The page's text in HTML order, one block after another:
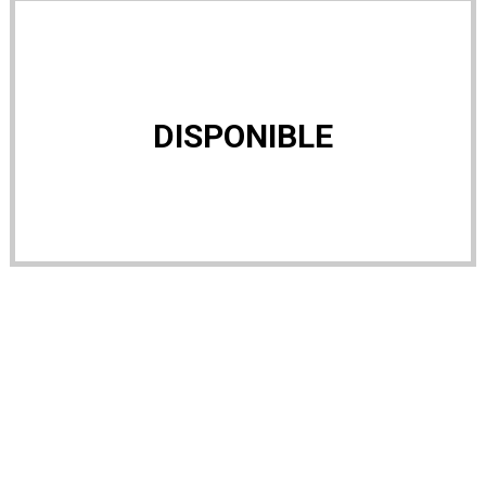
DISPONIBLE